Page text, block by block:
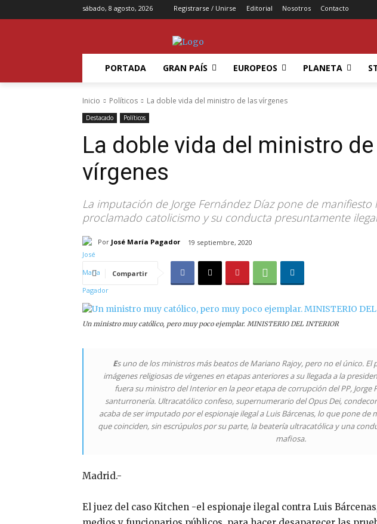
sábado, 8 agosto, 2026 Registrarse / Unirse Editorial Nosotros Contacto
PORTADA GRAN PAÍS EUROPEOS PLANETA
Inicio Políticos La doble vida del ministro de las vírgenes
Destacado Políticos
La doble vida del ministro
vírgenes
La imputación de Jorge Fernández Díaz pone de
proclamado catolicismo y su conducta presuntamente ilegal
Por José María Pagador 19 septiembre, 2020
Compartir
Un ministro muy católico, pero muy poco ejemplar. MINISTERIO DEL INTERIOR
Es uno de los ministros más beatos de Mariano Rajoy, pero no el único. El
imágenes religiosas de vírgenes en etapas anteriores a su llegada a la
fuera su ministro del Interior en la peor etapa de corrupción del PP, Jorge
santurronería. Ultracatólico confeso, supernumerario del Opus Dei,
acaba de ser imputado por el espionaje ilegal a Luis Bárcenas, lo que pone de
que coinciden, sin escrúpulos por su parte, la beatería ultracatólica y una
mafiosa.
Madrid.-
El juez del caso Kitchen -el espionaje ilegal contra Luis